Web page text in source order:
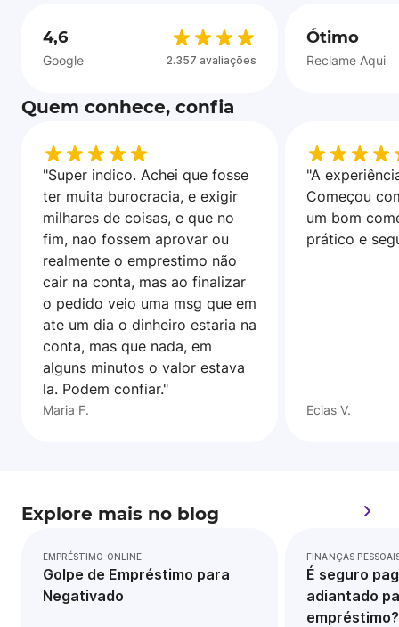
4,6
Google 2.357 avaliações
Ótimo
Reclame Aqui
Quem conhece, confia
"Super indico. Achei que fosse
ter muita burocracia, e exigir
milhares de coisas, e que no
fim, nao fossem aprovar ou
realmente o emprestimo não
cair na conta, mas ao finalizar
o pedido veio uma msg que em
ate um dia o dinheiro estaria na
conta, mas que nada, em
alguns minutos o valor estava
la. Podem confiar."
Maria F.
"A
Começou
um bom
prático e
Ecias V.
Explore mais no blog
EMPRÉSTIMO ONLINE
Golpe de Empréstimo para
Negativado
FINANÇAS
É seguro
adiantado
empréstimo?